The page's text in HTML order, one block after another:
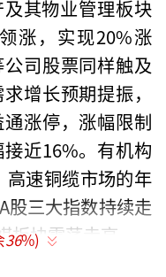
其物业管理板块
涨，实现20%涨
司股票同样触及
增长预期提振，
涨停，涨幅限制
近16%。有机构
高速铜缆市场的年
股三大指数持续走
块震荡走高。
36%)